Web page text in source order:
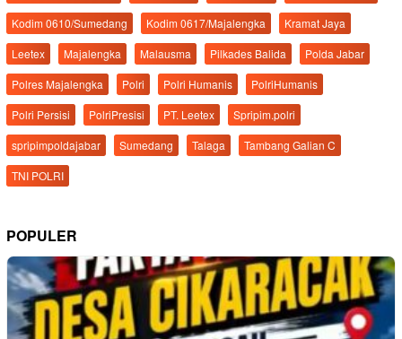
Kodim 0610/Sumedang Kodim 0617/Majalengka
Kramat Jaya
Leetex
Majalengka Malausma Pilkades Balida
Polda Jabar
Polres Majalengka
Polri Polri Humanis
PolriHumanis
Polri Persisi
PolriPresisi PT. Leetex
Spripim.polri
spripimpoldajabar
Sumedang Talaga
Tambang Galian C
TNI POLRI
POPULER